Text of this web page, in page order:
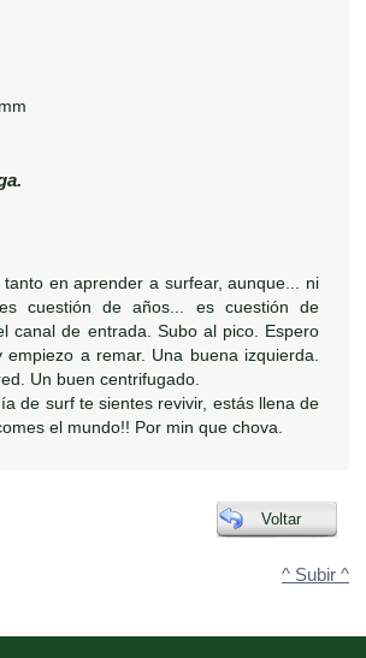
en aprender a surfear, aunque... ni
cuestión de años... es cuestión de
canal de entrada. Subo al pico. Espero
empiezo a remar. Una buena izquierda.
Un buen centrifugado.
de surf te sientes revivir, estás llena de
el mundo!! Por min que chova.
Voltar
^ Subir ^